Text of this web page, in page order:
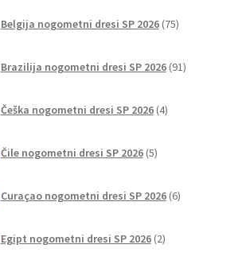
Belgija nogometni dresi SP 2026 75izdelkov
Brazilija nogometni dresi SP 2026 91izdelkov
Češka nogometni dresi SP 2026 4izdelki
Čile nogometni dresi SP 2026 5izdelkov
Curaçao nogometni dresi SP 2026 6izdelkov
Egipt nogometni dresi SP 2026 2izdelka